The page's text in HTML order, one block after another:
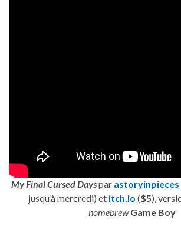
My Final Cursed Dayspar astoryinpieces
jusqu’à mercredi) et itch.io ($5),
homebrew Game Boy